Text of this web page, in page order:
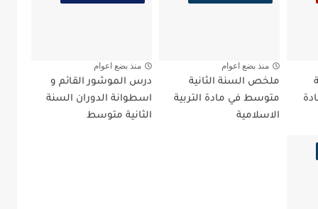
منذ بضع اعوام
ملخص السنة الثانية
متوسط في مادة التربية
الاسلامية
منذ بضع اعوام
درس الموشور القائم و
اسطوانة الدوران السنة
الثانية متوسط